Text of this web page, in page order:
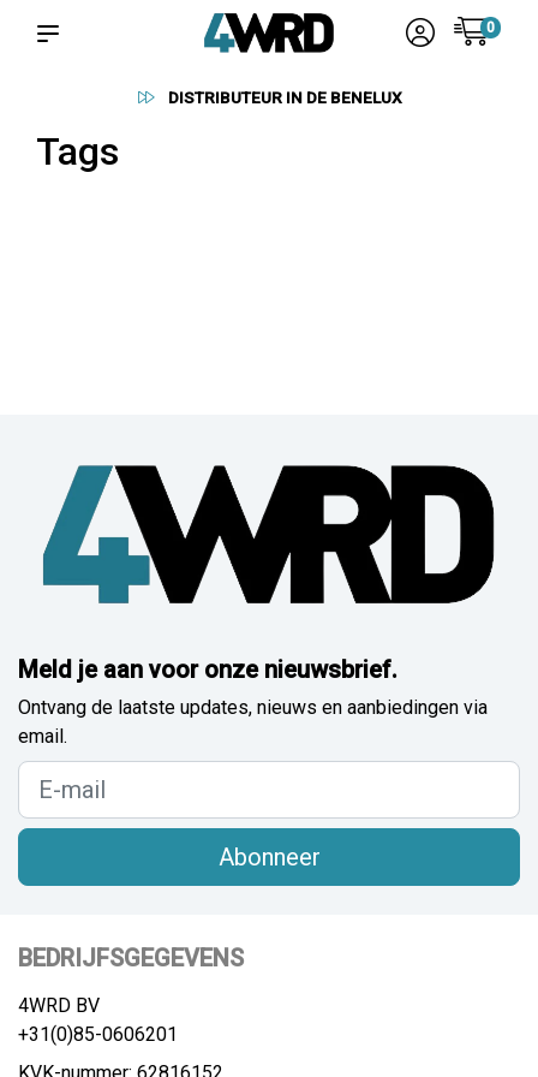
0
DISTRIBUTEUR IN DE BENELUX
Tags
Meld je aan voor onze nieuwsbrief.
Ontvang de laatste updates, nieuws en aanbiedingen via
email.
Abonneer
BEDRIJFSGEGEVENS
4WRD BV
+31(0)85-0606201